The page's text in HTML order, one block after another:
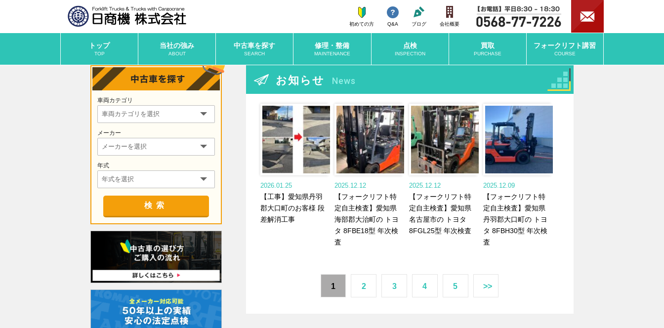
初めての方 Q&A ブログ 会社概要
トップ
TOP
当社の強み
ABOUT
中古車を探す
SEARCH
修理・整備
MAINTENANCE
点検
INSPECTION
買取
PURCHASE
フォークリフト講習
COURSE
車両カテゴリ
メーカー
年式
検索
お知らせ News
2026.01.25
【工事】愛知県丹羽
郡大口町のお客様 段
差解消工事
2025.12.12
【フォークリフト特
定自主検査】愛知県
海部郡大治町の トヨ
タ 8FBE18型 年次検
査
2025.12.12
【フォークリフト特
定自主検査】愛知県
名古屋市の トヨタ
8FGL25型 年次検査
2025.12.09
【フォークリフト特
定自主検査】愛知県
丹羽郡大口町の トヨ
タ 8FBH30型 年次検
査
1 2 3 4 5 >>